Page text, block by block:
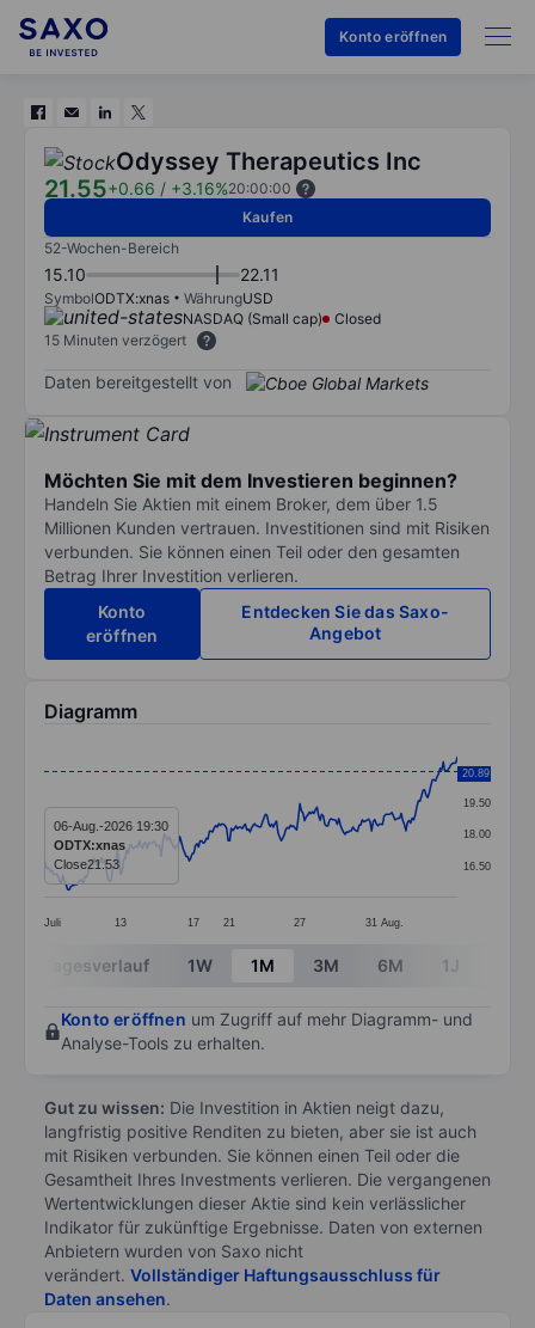
Konto eröffnen
Odyssey Therapeutics Inc
21.55+0.66 / +3.16%20:00:00
Kaufen
52-Wochen-Bereich
15.10 22.11
SymbolODTX:xnas WährungUSD
NASDAQ (Small cap)
Closed
15 Minuten verzögert
Daten bereitgestellt von
Möchten Sie mit dem Investieren beginnen?
Handeln Sie Aktien mit einem Broker, dem über 1.5
Millionen Kunden vertrauen. Investitionen sind mit Risiken
verbunden. Sie können einen Teil oder den gesamten
Betrag Ihrer Investition verlieren.
Konto
eröffnen
Entdecken Sie das Saxo-
Angebot
Diagramm
The chart has 1 X axis displaying categories.
The chart has 1 Y axis displaying values. Data ranges
Juli 13 17 21 27 31 Aug.
16.50
18.00
19.50
21.00
20.89
06-Aug.-2026 19:30
ODTX:xnas
Close21.53
End of interactive chart.
Tagesverlauf 1W 1M 3M 6M 1J
Konto eröffnen um Zugriff auf mehr Diagramm- und
Analyse-Tools zu erhalten.
Gut zu wissen: Die Investition in Aktien neigt dazu,
langfristig positive Renditen zu bieten, aber sie ist auch
mit Risiken verbunden. Sie können einen Teil oder die
Gesamtheit Ihres Investments verlieren. Die vergangenen
Wertentwicklungen dieser Aktie sind kein verlässlicher
Indikator für zukünftige Ergebnisse. Daten von externen
Anbietern wurden von Saxo nicht
verändert. Vollständiger Haftungsausschluss für
Daten ansehen.